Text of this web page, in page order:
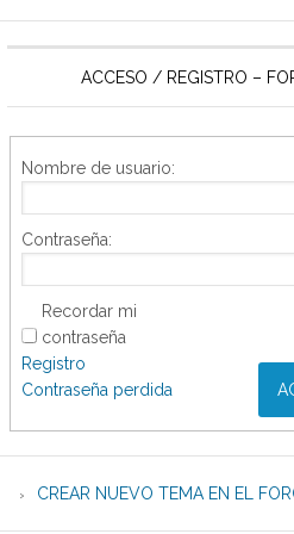
ACCESO / REGISTRO –
Nombre de usuario:
Contraseña:
Recordar mi
contraseña
Registro
Contraseña perdida
CREAR NUEVO TEMA EN EL